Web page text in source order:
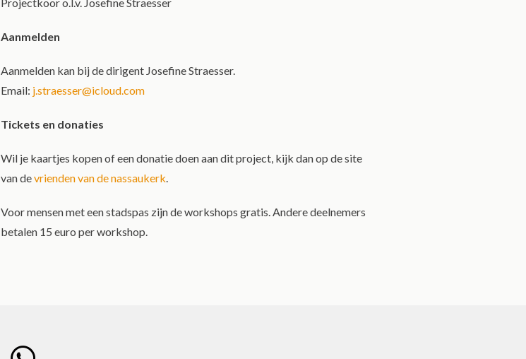
Projectkoor o.l.v. Josefine Straesser
Aanmelden
Aanmelden kan bij de dirigent Josefine Straesser.
Email: j.straesser@icloud.com
Tickets en donaties
Wil je kaartjes kopen of een donatie doen aan dit project, kijk dan op de site
van devrienden van de nassaukerk.
Voor mensen met een stadspas zijn de workshops gratis. Andere deelnemers
betalen 15 euro per workshop.